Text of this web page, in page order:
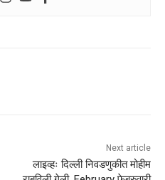
Next article
लाइव्हः दिल्ली निवडणुकीत मोहीम